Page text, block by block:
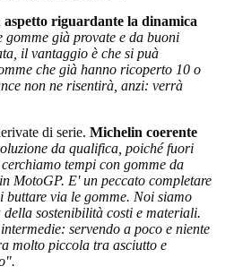
aspetto riguardante la dinamica
gomme già provate e da buoni
il vantaggio è che si puà
che già hanno ricoperto 10 o
non ne risentirà, anzi: verrà
di serie. Michelin coerente
da qualifica, poiché fuori
tempi con gomme da
MotoGP. E' un peccato completare
buttare via le gomme. Noi siamo
sostenibilità costi e materiali.
servendo a poco e niente
molto piccola tra asciutto e